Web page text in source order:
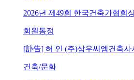
2026년 제49회 한국건축가협회
회원동정
[訃告] 허 인 (주)삼우씨엠건축
건축/문화